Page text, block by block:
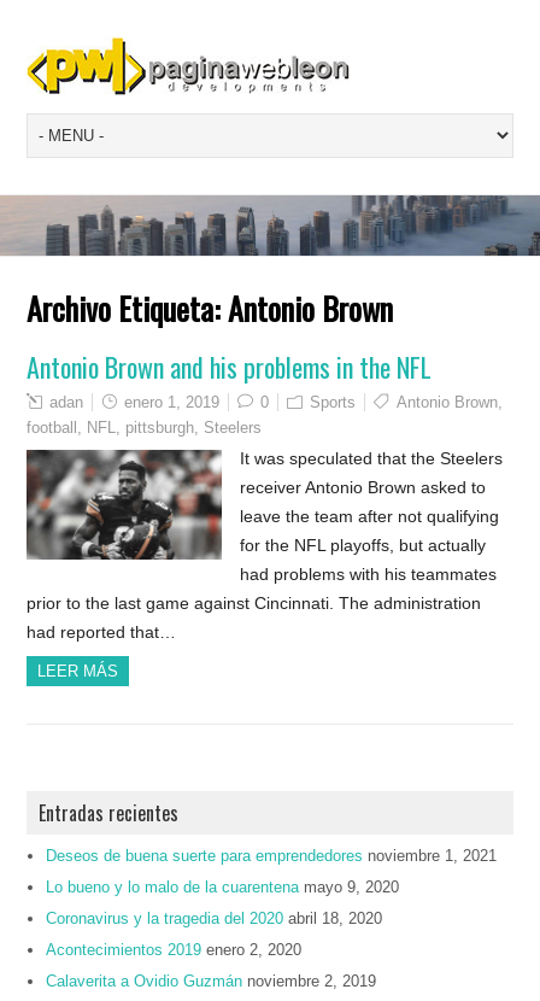
Archivo Etiqueta:Antonio Brown
Antonio Brown and his problems in the NFL
adan enero 1, 2019 0 Sports Antonio Brown
football
NFL pittsburgh Steelers
It was speculated that the Steelers
receiver Antonio Brown asked to
leave the team after not qualifying
for the NFL playoffs, but actually
had problems with his teammates
prior to the last game against Cincinnati. The administration
had reported that…
LEER MÁS
Entradas recientes
Deseos de buena suerte para emprendedores noviembre 1, 2021
Lo bueno y lo malo de la cuarentena mayo 9, 2020
Coronavirus y la tragedia del 2020 abril 18, 2020
Acontecimientos 2019 enero 2, 2020
Calaverita a Ovidio Guzmán noviembre 2, 2019